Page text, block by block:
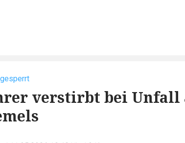
verstirbt bei Unfall